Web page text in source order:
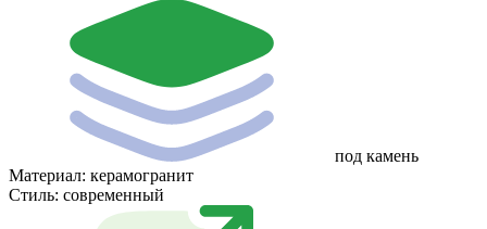
под камень
Материал: керамогранит
Стиль: современный